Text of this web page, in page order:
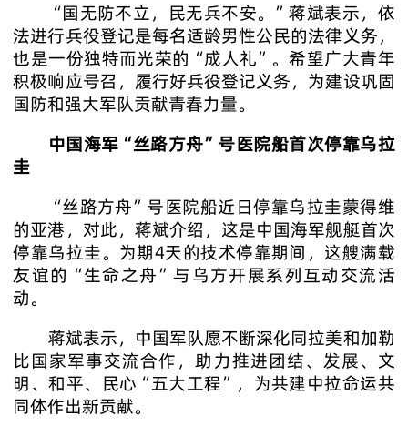
“国无防不立，民无兵不安。”蒋斌表示，依
法进行兵役登记是每名适龄男性公民的法律义务，
也是一份独特而光荣的“成人礼”。希望广大青年
积极响应号召，履行好兵役登记义务，为建设巩固
国防和强大军队贡献青春力量。
中国海军“丝路方舟”号医院船首次停靠乌拉
圭
“丝路方舟”号医院船近日停靠乌拉圭蒙得维
的亚港，对此，蒋斌介绍，这是中国海军舰艇首次
停靠乌拉圭。为期4天的技术停靠期间，这艘满载
友谊的“生命之舟”与乌方开展系列互动交流活
动。
蒋斌表示，中国军队愿不断深化同拉美和加勒
比国家军事交流合作，助力推进团结、发展、文
明、和平、民心“五大工程”，为共建中拉命运共
同体作出新贡献。